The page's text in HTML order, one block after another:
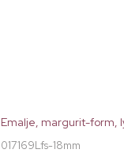
Emalje, margurit-form,
017169Lfs-18mm